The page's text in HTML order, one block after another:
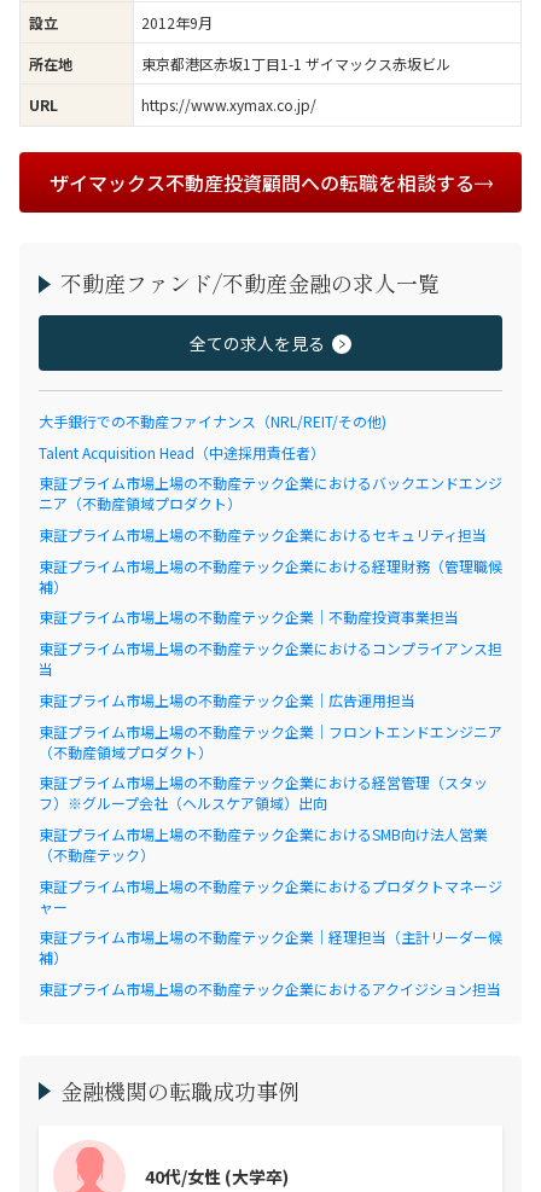
設立 2012年9月
所在地 東京都港区赤坂1丁目1-1 ザイマックス赤坂ビル
URL https://www.xymax.co.jp/
ザイマックス不動産投資顧問への転職を相談する
不動産ファンド/不動産金融の求人一覧
全ての求人を見る
大手銀行での不動産ファイナンス（NRL/REIT/その他)
Talent Acquisition Head（中途採用責任者）
東証プライム市場上場の不動産テック企業におけるバックエンドエンジ
ニア（不動産領域プロダクト）
東証プライム市場上場の不動産テック企業におけるセキュリティ担当
東証プライム市場上場の不動産テック企業における経理財務（管理職候
補）
東証プライム市場上場の不動産テック企業｜不動産投資事業担当
東証プライム市場上場の不動産テック企業におけるコンプライアンス担
当
東証プライム市場上場の不動産テック企業｜広告運用担当
東証プライム市場上場の不動産テック企業｜フロントエンドエンジニア
（不動産領域プロダクト）
東証プライム市場上場の不動産テック企業における経営管理（スタッ
フ）※グループ会社（ヘルスケア領域）出向
東証プライム市場上場の不動産テック企業におけるSMB向け法人営業
（不動産テック）
東証プライム市場上場の不動産テック企業におけるプロダクトマネージ
ャー
東証プライム市場上場の不動産テック企業｜経理担当（主計リーダー候
補）
東証プライム市場上場の不動産テック企業におけるアクイジション担当
金融機関の転職成功事例
40代/女性 (大学卒)